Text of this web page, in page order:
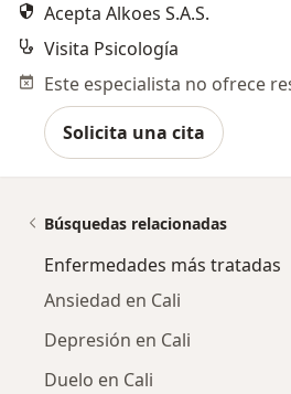
Acepta Alkoes S.A.S.
Visita Psicología
Solicita una cita
Búsquedas relacionadas
Enfermedades más tratadas
Ansiedad en Cali
Depresión en Cali
Duelo en Cali